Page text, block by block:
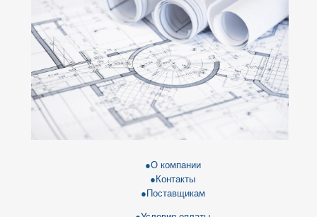
О компании
Контакты
Поставщикам